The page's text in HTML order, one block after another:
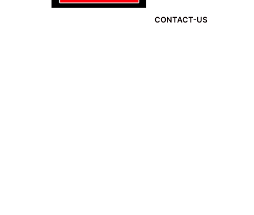
CONTACT-US